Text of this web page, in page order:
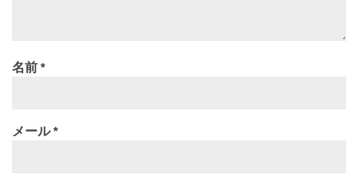
名前*
メール*